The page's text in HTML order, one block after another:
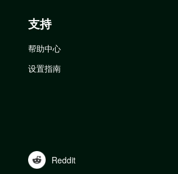
支持
帮助中心
设置指南
Reddit